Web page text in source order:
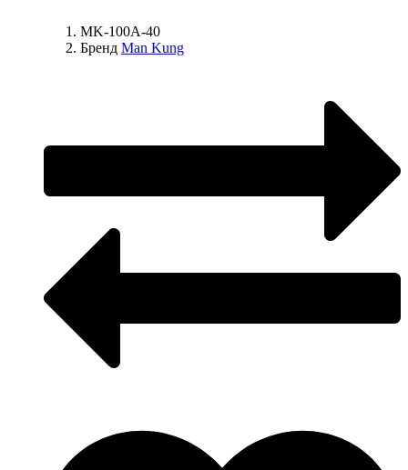
MK-100A-40
Бренд Man Kung